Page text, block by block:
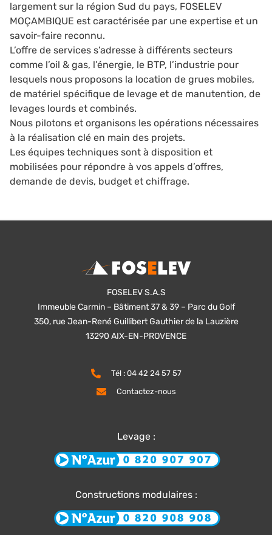
largement sur la région Sud du pays, FOSELEV
MOÇAMBIQUE est caractérisée par une expertise et un
savoir-faire reconnu.
L’offre de services s’adresse à différents secteurs
comme l’oil & gas, l’énergie, le BTP, l’industrie pour
lesquels nous proposons la location de grues mobiles,
de matériel spécifique de levage et de manutention, de
levages lourds et combinés.
Nous pilotons et organisons les opérations nécessaires
à la réalisation clé en main des projets.
Les équipes techniques sont à disposition et
mobilisées pour répondre à vos appels d’offres,
demande de devis, budget et chiffrage.
FOSELEV S.A.S
Immeuble Carmin – Bâtiment 37 & 39 – Parc du Golf
350, rue Jean-René Guillibert Gauthier de la Lauzière
13290 AIX-EN-PROVENCE
Tél : 04 42 24 57 57
Contactez-nous
Levage :
Constructions modulaires :